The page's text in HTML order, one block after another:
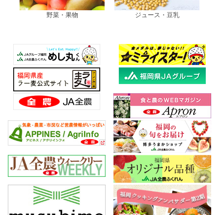
野菜・果物 ジュース・豆乳